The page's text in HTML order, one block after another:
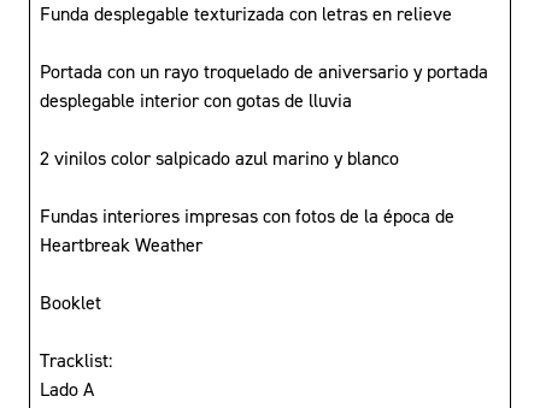
Funda desplegable texturizada con letras en relieve
Portada con un rayo troquelado de aniversario y portada
desplegable interior con gotas de lluvia
2 vinilos color salpicado azul marino y blanco
Fundas interiores impresas con fotos de la época de
Heartbreak Weather
Booklet
Tracklist:
Lado A